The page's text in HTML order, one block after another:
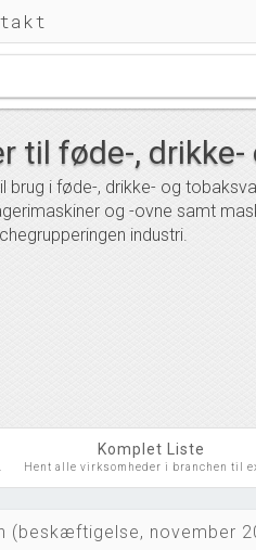
til føde-,
i føde-, drikke- og
og -ovne samt
industri.
Komplet Liste
Hent alle virksomheder i branchen til
(beskæftigelse, november